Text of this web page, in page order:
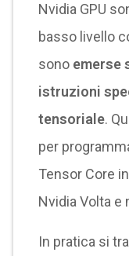
Nvidia GPU
basso livello
sono emerse
istruzioni
tensoriale.
per
Tensor Core
Nvidia Volta e
In pratica si